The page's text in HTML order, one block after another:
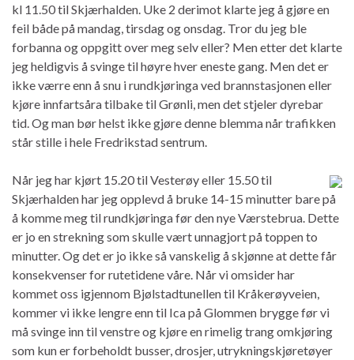
kl 11.50 til Skjærhalden. Uke 2 derimot klarte jeg å gjøre en
feil både på mandag, tirsdag og onsdag. Tror du jeg ble
forbanna og oppgitt over meg selv eller? Men etter det klarte
jeg heldigvis å svinge til høyre hver eneste gang. Men det er
ikke værre enn å snu i rundkjøringa ved brannstasjonen eller
kjøre innfartsåra tilbake til Grønli, men det stjeler dyrebar
tid. Og man bør helst ikke gjøre denne blemma når trafikken
står stille i hele Fredrikstad sentrum.
Når jeg har kjørt 15.20 til Vesterøy eller 15.50 til
Skjærhalden har jeg opplevd å bruke 14-15 minutter bare på
å komme meg til rundkjøringa før den nye Værstebrua. Dette
er jo en strekning som skulle vært unnagjort på toppen to
minutter. Og det er jo ikke så vanskelig å skjønne at dette får
konsekvenser for rutetidene våre. Når vi omsider har
kommet oss igjennom Bjølstadtunellen til Kråkerøyveien,
kommer vi ikke lengre enn til Ica på Glommen brygge før vi
må svinge inn til venstre og kjøre en rimelig trang omkjøring
som kun er forbeholdt busser, drosjer, utrykningskjøretøyer